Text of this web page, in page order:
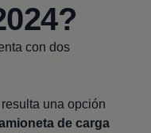
con dos
resulta una opción
de carga